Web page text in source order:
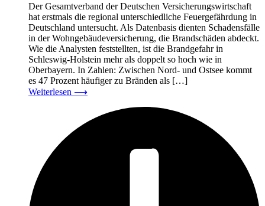
Der Gesamtverband der Deutschen Versicherungswirtschaft
hat erstmals die regional unterschiedliche Feuergefährdung in
Deutschland untersucht. Als Datenbasis dienten Schadensfälle
in der Wohngebäudeversicherung, die Brandschäden abdeckt.
Wie die Analysten feststellten, ist die Brandgefahr in
Schleswig-Holstein mehr als doppelt so hoch wie in
Oberbayern. In Zahlen: Zwischen Nord- und Ostsee kommt
es 47 Prozent häufiger zu Bränden als […]
Weiterlesen ⟶